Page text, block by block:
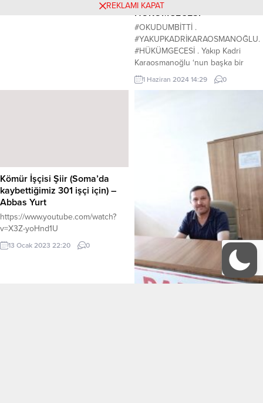
HÜKÜMGECESİ
#OKUDUMBİTTİ .
#YAKUPKADRİKARAOSMANOĞLU.
#HÜKÜMGECESİ . Yakıp Kadri
Karaosmanoğlu ‘nun başka bir
eseri ile herkese merhaba. Şunu
belirtmek isterim ki, kitapta yaşanan
bu kitabında aslında gerçek ve
kurgu kişiler üzerinden siyasi bir
gerçekliği ortaya koymuş. Olay II.
Meşrutiyet zamanında geçiyor....
1 Haziran 2024 14:29 0
Kömür İşçisi Şiir (Soma’da
kaybettiğimiz 301 işçi için) –
Abbas Yurt
https://www.youtube.com/watch?
v=X3Z-yoHnd1U
13 Ocak 2023 22:20 0
REKLAMI KAPAT